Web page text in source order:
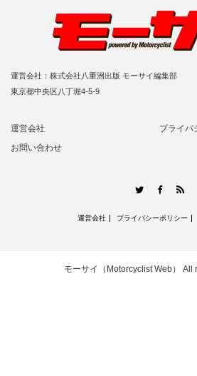
運営会社：株式会社八重洲出版 モーサイ編集部
東京都中央区八丁堀4-5-9
運営会社
プライバ
お問い合わせ
Twitter
運営会社 プライバシーポリシー
モーサイ（Motorcyclist Web） All